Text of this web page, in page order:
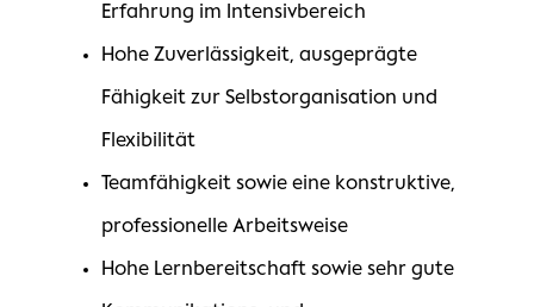
Erfahrung im Intensivbereich
Hohe Zuverlässigkeit, ausgeprägte
Fähigkeit zur Selbstorganisation und
Flexibilität
Teamfähigkeit sowie eine konstruktive,
professionelle Arbeitsweise
Hohe Lernbereitschaft sowie sehr gute